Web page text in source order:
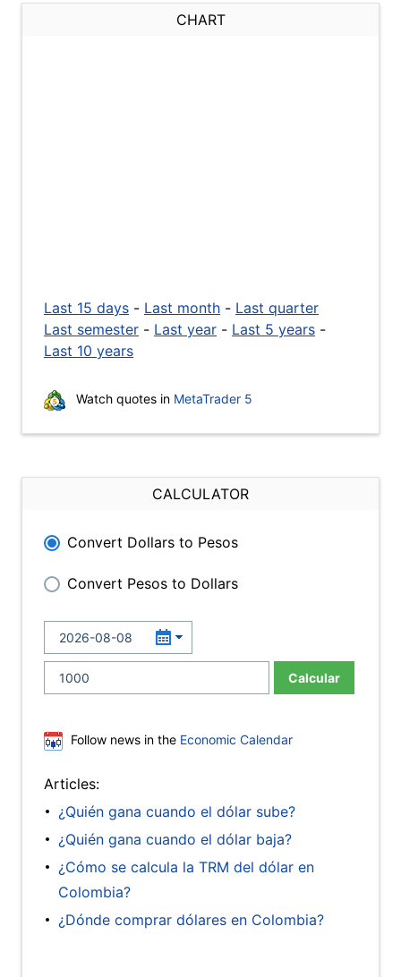
CHART
Last 15 days - Last month - Last quarter
Last semester - Last year - Last 5 years -
Last 10 years
Watch quotes in MetaTrader 5
CALCULATOR
Convert Dollars to Pesos
Convert Pesos to Dollars
Calcular
Follow news in the Economic Calendar
Articles:
¿Quién gana cuando el dólar sube?
¿Quién gana cuando el dólar baja?
¿Cómo se calcula la TRM del dólar en
Colombia?
¿Dónde comprar dólares en Colombia?